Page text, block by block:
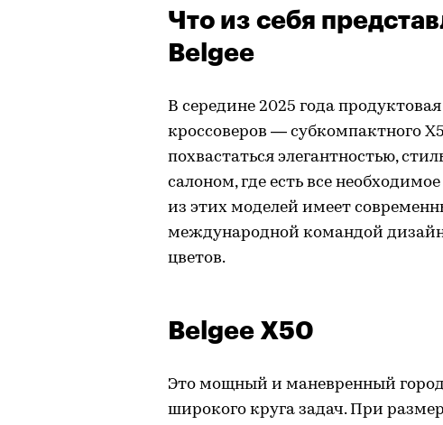
Что из себя
Belgee
В середине 2025 года
кроссоверов — субкомпактного
похвастаться элегантностью,
салоном, где есть все
из этих моделей имеет
международной командой
цветов.
Belgee X50
Это мощный и маневренный
широкого круга задач. При